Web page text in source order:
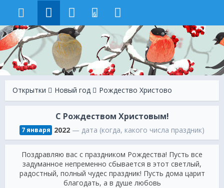
6
Открытки Новый год Рождество Христово
С Рождеством Христовым!
7 января 2022 — дата (когда, какого числа праздник)
Поздравляю вас с праздником Рождества! Пусть все
задуманное непременно сбывается в этот светлый,
радостный, полный чудес праздник! Пусть дома царит
благодать, а в душе любовь